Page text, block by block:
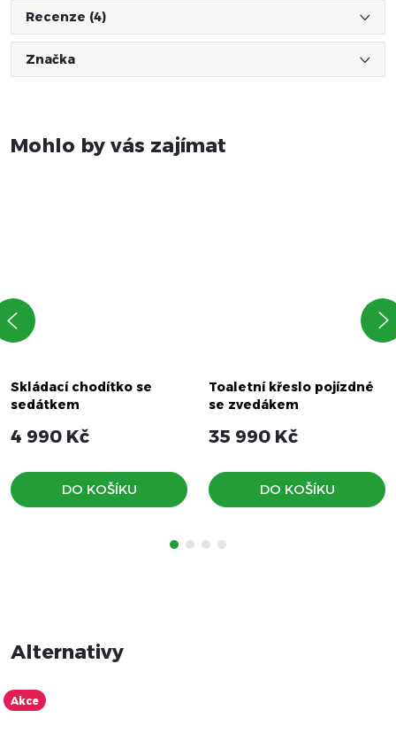
Recenze (4)
Značka
Mohlo by vás zajímat
Skládací chodítko se
sedátkem
4 990 Kč
DO KOŠÍKU
Toaletní křeslo pojízdné
se zvedákem
35 990 Kč
DO KOŠÍKU
Akce